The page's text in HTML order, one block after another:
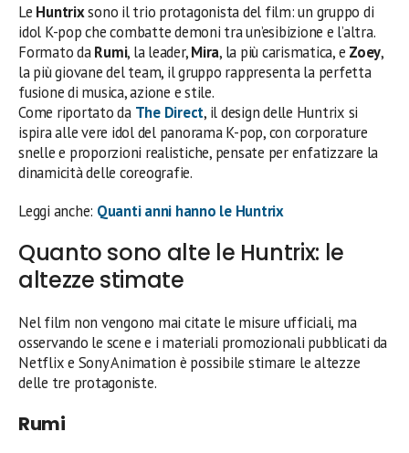
Le Huntrixsono il trio protagonista del film: un gruppo di
idol K-pop che combatte demoni tra un’esibizione e l’altra.
Formato daRumi, la leader,Mira, la più carismatica, e Zoey,
la più giovane del team, il gruppo rappresenta la perfetta
fusione di musica, azione e stile.
Come riportato da The Direct, il design delle Huntrix si
ispira alle vere idol del panorama K-pop, con corporature
snelle e proporzioni realistiche, pensate per enfatizzare la
dinamicità delle coreografie.
Leggi anche: Quanti anni hanno le Huntrix
Quanto sono alte le Huntrix: le
altezze stimate
Nel film non vengono mai citate le misure ufficiali, ma
osservando le scene e i materiali promozionali pubblicati da
Netflix e Sony Animation è possibile stimare le altezze
delle tre protagoniste.
Rumi